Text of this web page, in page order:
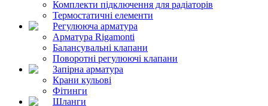
Комплекти підключення для радіаторів
Термостатичні елементи
Регулююча арматура
Арматура Rigamonti
Балансувальні клапани
Поворотні регулюючі клапани
Запірна арматура
Крани кульові
Фітинги
Шланги